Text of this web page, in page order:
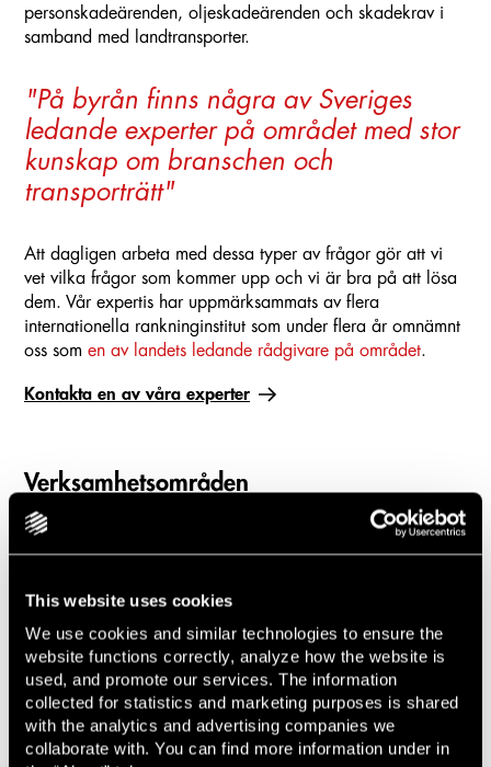
This website uses cookies
We use cookies and similar technologies to ensure the
website functions correctly, analyze how the website is
used, and promote our services. The information
collected for statistics and marketing purposes is shared
with the analytics and advertising companies we
collaborate with. You can find more information under in
personskadeärenden, oljeskadeärenden och skadekrav i
samband med landtransporter.
"På byrån finns några av Sveriges
ledande experter på området med stor
kunskap om branschen och
transporträtt"
Att dagligen arbeta med dessa typer av frågor gör att vi
vet vilka frågor som kommer upp och vi är bra på att lösa
dem. Vår expertis har uppmärksammats av flera
internationella rankninginstitut som under flera år omnämnt
oss som en av landets ledande rådgivare på området.
Kontakta en av våra experter
Verksamhetsområden
Lindahl är en fullservicebyrå med ett heltäckande
erbjudande inom affärsjuridikens alla områden.
Med lång erfarenhet, hög kompetens och stort
skillnad för våra klienter, oavsett vilken bransch eller
rättsområde det handlar om. Utforska Lindahls samtliga
verksamhetsområden.